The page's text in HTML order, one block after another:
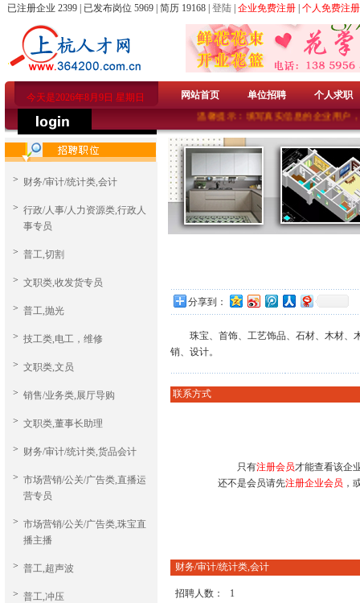
已注册企业 2399 | 已发布岗位 5969 | 简历 19168 | 登陆 企业免费注册 个人免费注册
今天是2026年8月9日 星期日 网站首页 单位招聘
个人求职
温馨提示：填写真实信息的企业用户，
> 财务/审计/统计类,会计
> 行政/人事/人力资源类,行政人
事专员
> 普工,切割
> 文职类,收发货专员
> 普工,抛光
> 技工类,电工，维修
> 文职类,文员
> 销售/业务类,展厅导购
> 文职类,董事长助理
> 财务/审计/统计类,货品会计
> 市场营销/公关/广告类,直播运
营专员
> 市场营销/公关/广告类,珠宝直
播主播
> 普工,超声波
> 普工,冲压
分享到：
珠宝、首饰、工艺饰品、石材、木材、木
销、设计。
联系方式
只有注册会员才能查看该企
还不是会员请先注册企业会员 ，
财务/审计/统计类,会计
招聘人数：
1